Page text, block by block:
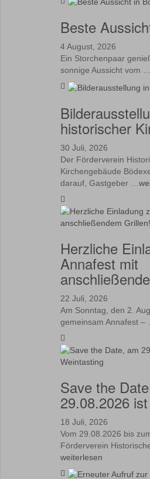
Beste
4 August, 2026
Ein Storchenpaar
sonnige Aussicht vom …
historischer
30 Juli, 2026
Der Förderverein
Kirchengebäude
darauf, Gastgeber …
Herzliche
Annafest mit
22 Juli, 2026
Am Sonntag, den 2.
gemeinsam Annafest –
Save the
29.08.2026
18 Juli, 2026
Vom 29.08.2026 bis
Förderverein
weiterlesen